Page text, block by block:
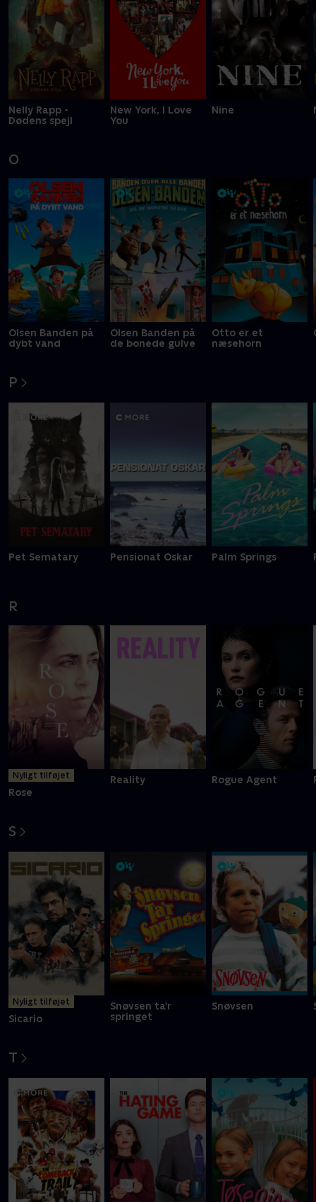
Nelly Rapp -
Dødens spejl
New York, I Love
You
Nine
O
Olsen Banden på
dybt vand
Olsen Banden på
de bonede gulve
Otto er et
næsehorn
P
Pet Sematary Pensionat Oskar Palm Springs
R
Nyligt tilføjet
Rose
Reality Rogue Agent
S
Nyligt tilføjet
Sicario
Snøvsen ta'r
springet
Snøvsen
T